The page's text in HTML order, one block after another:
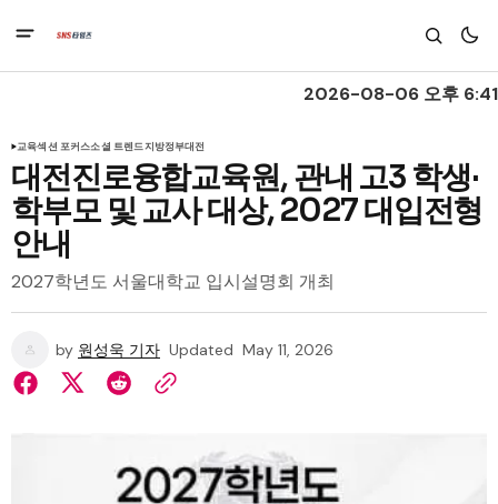
2026-08-06 오후 6:41
교육섹션 포커스소셜 트렌드지방정부대전
대전진로융합교육원, 관내 고3 학생·
학부모 및 교사 대상, 2027 대입전형
안내
2027학년도 서울대학교 입시설명회 개최
by 원성욱 기자 Updated May 11, 2026